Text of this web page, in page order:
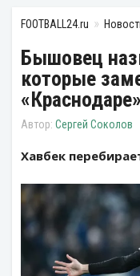
FOOTBALL24.ru
Бышовец
которые
«Краснодаре»
Сергей Соколов
Хавбек